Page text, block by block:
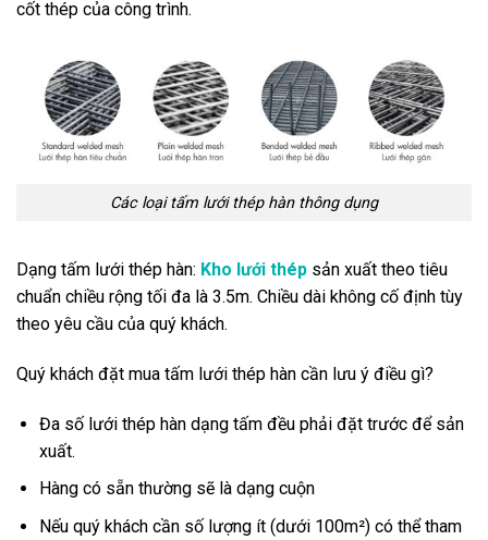
cốt thép của công trình.
Các loại tấm lưới thép hàn thông dụng
Dạng tấm lưới thép hàn: Kho lưới thép sản xuất theo tiêu
chuẩn chiều rộng tối đa là 3.5m. Chiều dài không cố định tùy
theo yêu cầu của quý khách.
Quý khách đặt mua tấm lưới thép hàn cần lưu ý điều gì?
Đa số lưới thép hàn dạng tấm đều phải đặt trước để sản
xuất.
Hàng có sẵn thường sẽ là dạng cuộn
Nếu quý khách cần số lượng ít (dưới 100m²) có thể tham